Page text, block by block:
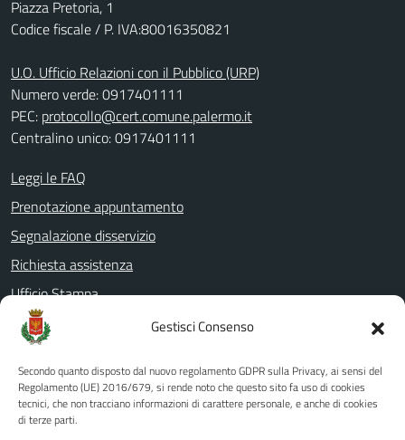
Gestisci Consenso
Secondo quanto disposto dal nuovo regolamento GDPR sulla Privacy, ai sensi del
Regolamento (UE) 2016/679, si rende noto che questo sito fa uso di cookies
tecnici, che non tracciano informazioni di carattere personale, e anche di cookies
di terze parti.
Piazza Pretoria, 1
Codice fiscale / P. IVA:80016350821
U.O. Ufficio Relazioni con il Pubblico (URP)
Numero verde: 0917401111
PEC: protocollo@cert.comune.palermo.it
Centralino unico: 0917401111
Leggi le FAQ
Prenotazione appuntamento
Segnalazione disservizio
Richiesta assistenza
Ufficio Stampa
Amministrazione Trasparente
Albo pretorio
Informativa privacy
Note legali